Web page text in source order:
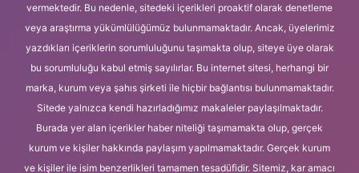
vermektedir. Bu nedenle, sitedeki içerikleri proaktif olarak denetleme
veya araştırma yükümlülüğümüz bulunmamaktadır. Ancak, üyelerimiz
yazdıkları içeriklerin sorumluluğunu taşımakta olup, siteye üye olarak
bu sorumluluğu kabul etmiş sayılırlar. Bu internet sitesi, herhangi bir
marka, kurum veya şahıs şirketi ile hiçbir bağlantısı bulunmamaktadır.
Sitede yalnızca kendi hazırladığımız makaleler paylaşılmaktadır.
Burada yer alan içerikler haber niteliği taşımamakta olup, gerçek
kurum ve kişiler hakkında paylaşım yapılmamaktadır. Gerçek kurum
ve kişiler ile isim benzerlikleri tamamen tesadüfidir. Sitemiz, kar amacı